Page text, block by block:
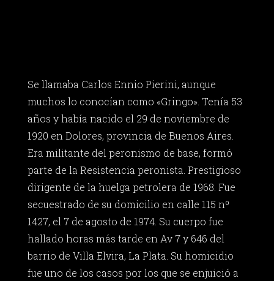
Se llamaba Carlos Ennio Pierini, aunque
muchos lo conocían como «Gringo». Tenía 53
años y había nacido el 29 de noviembre de
1920 en Dolores, provincia de Buenos Aires.
Era militante del peronismo de base, formó
parte de la Resistencia peronista. Prestigioso
dirigente de la huelga petrolera de 1968. Fue
secuestrado de su domicilio en calle 115 nº
1427, el 7 de agosto de 1974. Su cuerpo fue
hallado horas más tarde en Av 7 y 646 del
barrio de Villa Elvira, La Plata. Su homicidio
fue uno de los casos por los que se enjuició a